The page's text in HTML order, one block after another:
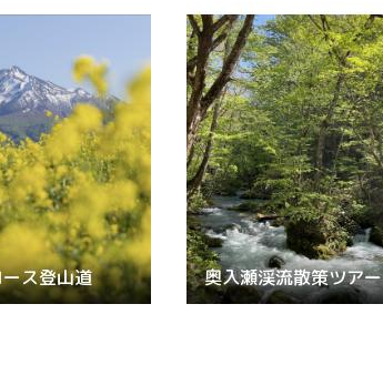
ス登山道 奥入瀬渓流散策ツアー